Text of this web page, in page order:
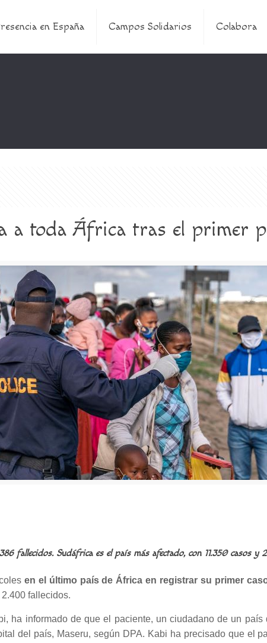
en España Campos Solidarios Colabora
a toda África tras el primer
fallecidos. Sudáfrica es el país más afectado, con 11.350 casos y
en el último país de África en registrar su primer
fallecidos.
ha informado de que el paciente, un ciudadano de un
del país, Maseru, según DPA. Kabi ha precisado que el